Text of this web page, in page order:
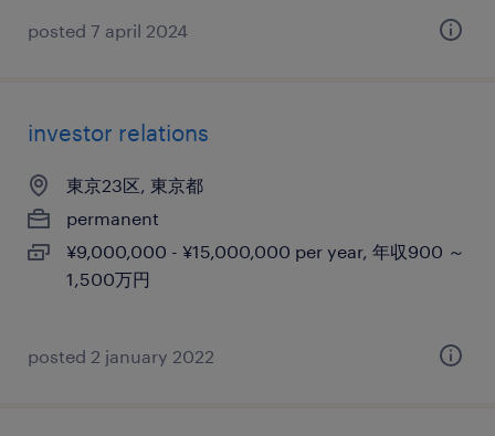
posted 7 april 2024
investor relations
東京23区, 東京都
permanent
¥9,000,000 - ¥15,000,000 per year, 年収900 ～
1,500万円
posted 2 january 2022